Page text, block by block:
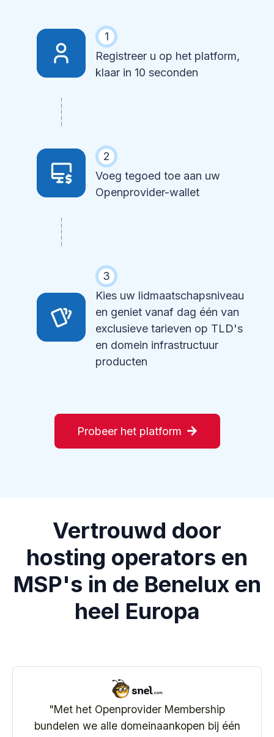
1
Registreer u op het platform,
klaar in 10 seconden
2
Voeg tegoed toe aan uw
Openprovider-wallet
3
Kies uw lidmaatschapsniveau
en geniet vanaf dag één van
exclusieve tarieven op TLD's
en domein infrastructuur
producten
Probeer het platform
Vertrouwd door
hosting operators en
MSP's in de Benelux en
heel Europa
Dankzij het Openprovider Membership
bied ik mijn klanten competitieve prijzen